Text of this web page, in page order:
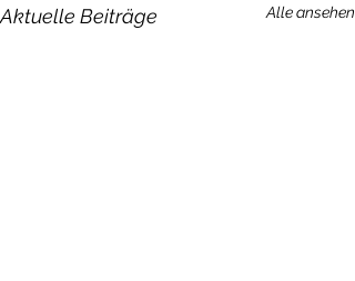
Aktuelle Beiträge Alle ansehen